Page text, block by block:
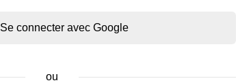
Se connecter avec Google
ou